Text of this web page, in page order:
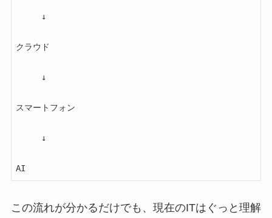
↓
クラウド
↓
スマートフォン
↓
AI
この流れが分かるだけでも、現在のITはぐっと理解